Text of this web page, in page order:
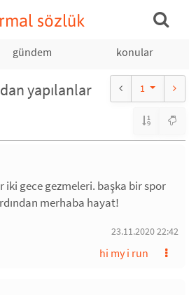
sözlük
gündem konular
yapılanlar 1
iki gece gezmeleri. başka bir spor
merhaba hayat!
23.11.2020 22:42
hi my i run